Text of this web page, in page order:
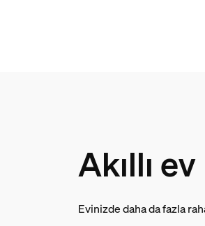
Akıllı ev
Evinizde daha da fazla